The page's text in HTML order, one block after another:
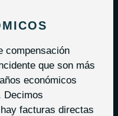
compensación
que son más
económicos
Decimos
facturas directas